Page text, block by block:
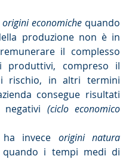
origini economichequando
produzione non è in
il complesso
produttivi, compreso il
rischio, in altri termini
consegue risultati
negativi (ciclo economico
invece origini natura
quando i tempi medi di